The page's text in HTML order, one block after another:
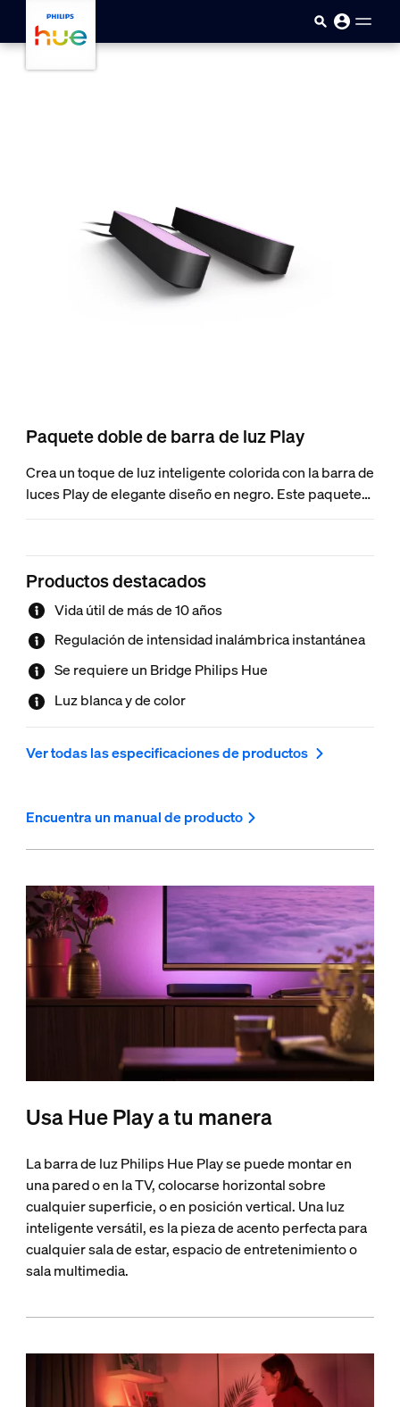
Saltar al contenido principal
Paquete doble de barra de luz Play
Crea un toque de luz inteligente colorida con la barra de
luces Play de elegante diseño en negro. Este paquete
de 2 barras de luces Play, que incluye dos barras de
tres luces, puede colocarse en posición vertical,
horizontal o colocarse en la parte posterior de tu
televisor con los soportes incluidos.
Productos destacados
Vida útil de más de 10 años
Regulación de intensidad inalámbrica instantánea
Se requiere un Bridge Philips Hue
Luz blanca y de color
Ver todas las especificaciones de productos
Encuentra un manual de producto
Usa Hue Play a tu manera
La barra de luz Philips Hue Play se puede montar en
una pared o en la TV, colocarse horizontal sobre
cualquier superficie, o en posición vertical. Una luz
inteligente versátil, es la pieza de acento perfecta para
cualquier sala de estar, espacio de entretenimiento o
sala multimedia.